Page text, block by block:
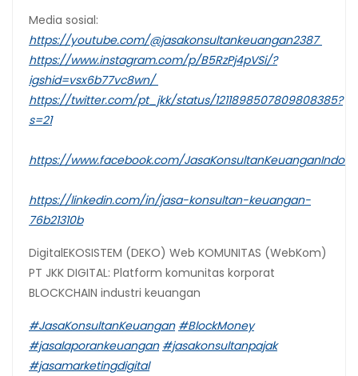
Media sosial:
https://youtube.com/@jasakonsultankeuangan2387
https://www.instagram.com/p/B5RzPj4pVSi/?
igshid=vsx6b77vc8wn/
https://twitter.com/pt_jkk/status/1211898507809808385?
s=21
https://www.facebook.com/
https://linkedin.com/in/jasa-konsultan-keuangan-
76b21310b
DigitalEKOSISTEM (DEKO) Web KOMUNITAS (WebKom)
PT JKK DIGITAL: Platform komunitas korporat
BLOCKCHAIN industri keuangan
#JasaKonsultanKeuangan #BlockMoney
#jasalaporankeuangan #jasakonsultanpajak
#jasamarketingdigital